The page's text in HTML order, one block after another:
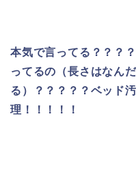
本気で言ってる？？？
ってるの（長さはなん
る）？？？？？ベッド
理！！！！！